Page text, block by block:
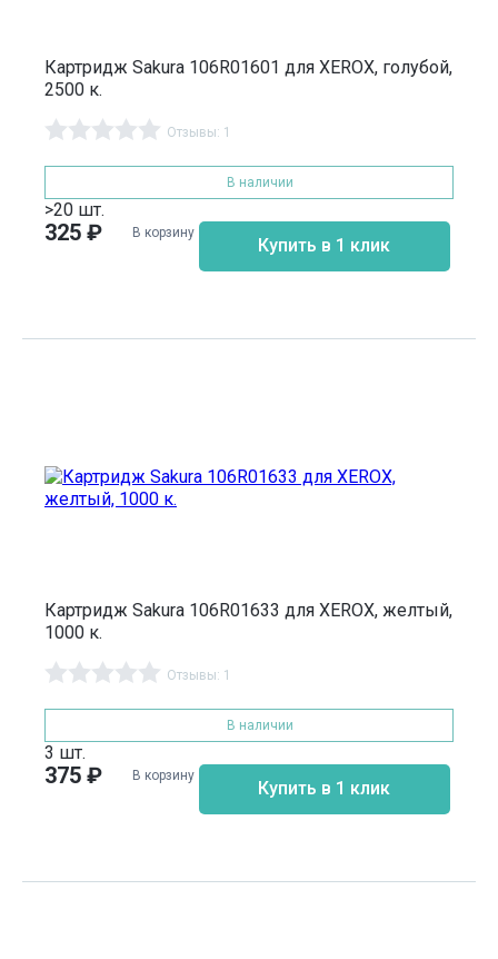
Картридж Sakura 106R01601 для XEROX, голубой,
2500 к.
Отзывы: 1
В наличии
>20 шт.
325 ₽ В корзину
Купить в 1 клик
Картридж Sakura 106R01633 для XEROX, желтый,
1000 к.
Отзывы: 1
В наличии
3 шт.
375 ₽ В корзину
Купить в 1 клик